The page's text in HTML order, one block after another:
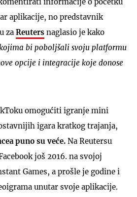
aplikacije, no predstavnik
za Reuters naglasio je kako
bi poboljšali svoju platformu
opcije i integracije koje donose
omogućiti igranje mini
igara kratkog trajanja,
puno su veće. Na Reutersu
još 2016. na svojoj
Games, a prošle je godine i
unutar svoje aplikacije.